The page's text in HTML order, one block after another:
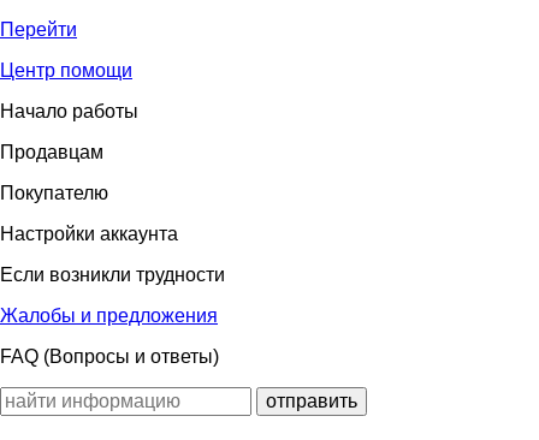
Перейти
Центр помощи
Начало работы
Продавцам
Покупателю
Настройки аккаунта
Если возникли трудности
Жалобы и предложения
FAQ (Вопросы и ответы)